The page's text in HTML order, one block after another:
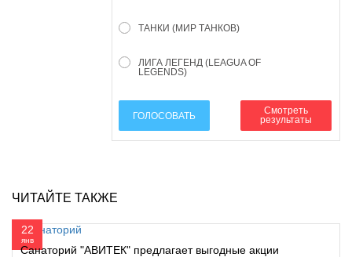
ТАНКИ (МИР ТАНКОВ)
ЛИГА ЛЕГЕНД (LEAGUA OF
LEGENDS)
ГОЛОСОВАТЬ
Смотреть
результаты
ЧИТАЙТЕ ТАКЖЕ
22
янв
Санаторий "АВИТЕК" предлагает выгодные акции